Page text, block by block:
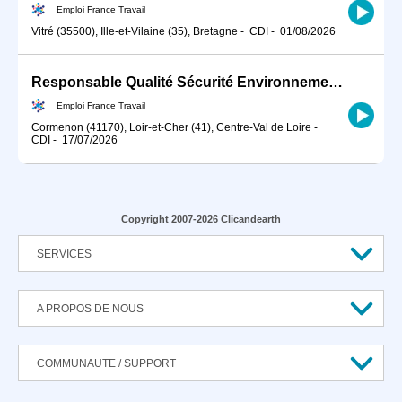
Emploi France Travail
Vitré (35500), Ille-et-Vilaine (35), Bretagne - CDI - 01/08/2026
Responsable Qualité Sécurité Environnement -QSE- en industrie (H/F)
Emploi France Travail
Cormenon (41170), Loir-et-Cher (41), Centre-Val de Loire -
CDI - 17/07/2026
Copyright 2007-2026 Clicandearth
SERVICES
A PROPOS DE NOUS
COMMUNAUTE / SUPPORT